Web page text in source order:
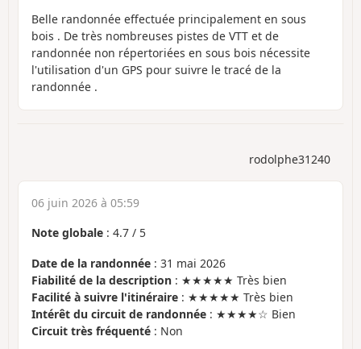
Belle randonnée effectuée principalement en sous
bois . De très nombreuses pistes de VTT et de
randonnée non répertoriées en sous bois nécessite
l'utilisation d'un GPS pour suivre le tracé de la
randonnée .
rodolphe31240
06 juin 2026 à 05:59
Note globale : 4.7 / 5
Date de la randonnée : 31 mai 2026
Fiabilité de la description : ★★★★★ Très bien
Facilité à suivre l'itinéraire : ★★★★★ Très bien
Intérêt du circuit de randonnée : ★★★★☆ Bien
Circuit très fréquenté : Non